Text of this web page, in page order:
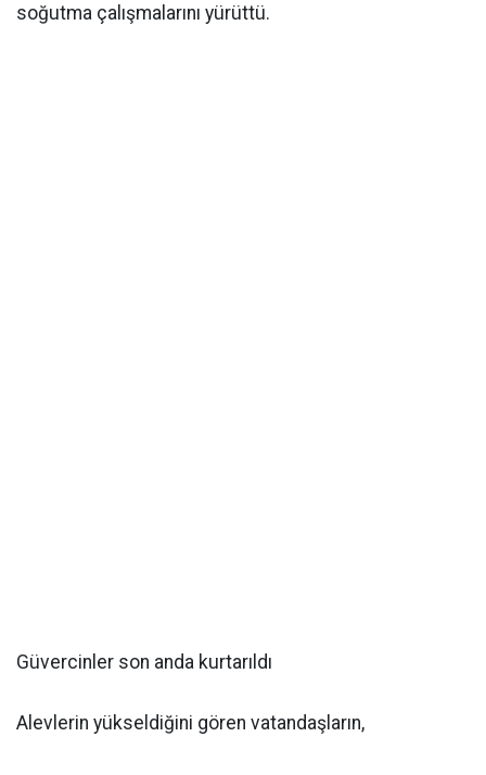
soğutma çalışmalarını yürüttü.
Güvercinler son anda kurtarıldı
Alevlerin yükseldiğini gören vatandaşların,